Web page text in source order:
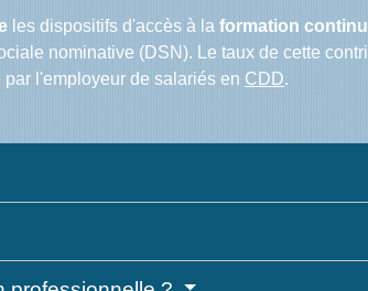
les dispositifs d'accès à laformation
nominative (DSN). Le taux de cette
l'employeur de salariés en CDD.